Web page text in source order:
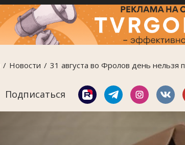
Новости 31 августа во Фролов день нельзя
Подписаться